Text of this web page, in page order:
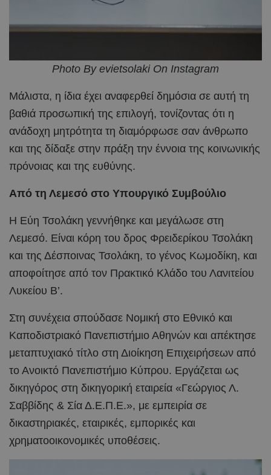
Photo By evietsolaki On Instagram
Μάλιστα, η ίδια έχει αναφερθεί δημόσια σε αυτή τη
βαθιά προσωπική της επιλογή, τονίζοντας ότι η
ανάδοχη μητρότητα τη διαμόρφωσε σαν άνθρωπο
και της δίδαξε στην πράξη την έννοια της κοινωνικής
πρόνοιας και της ευθύνης.
Από τη Λεμεσό στο Υπουργικό Συμβούλιο
Η Εύη Τσολάκη γεννήθηκε και μεγάλωσε στη
Λεμεσό. Είναι κόρη του δρος Φρειδερίκου Τσολάκη
και της Δέσποινας Τσολάκη, το γένος Κωμοδίκη, και
αποφοίτησε από τον Πρακτικό Κλάδο του Λανιτείου
Λυκείου Β’.
Στη συνέχεια σπούδασε Νομική στο Εθνικό και
Καποδιστριακό Πανεπιστήμιο Αθηνών και απέκτησε
μεταπτυχιακό τίτλο στη Διοίκηση Επιχειρήσεων από
το Ανοικτό Πανεπιστήμιο Κύπρου. Εργάζεται ως
δικηγόρος στη δικηγορική εταιρεία «Γεώργιος Λ.
Σαββίδης & Σία Δ.Ε.Π.Ε.», με εμπειρία σε
δικαστηριακές, εταιρικές, εμπορικές και
χρηματοοικονομικές υποθέσεις.